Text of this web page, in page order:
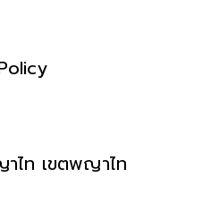
ไท เขตพญาไท